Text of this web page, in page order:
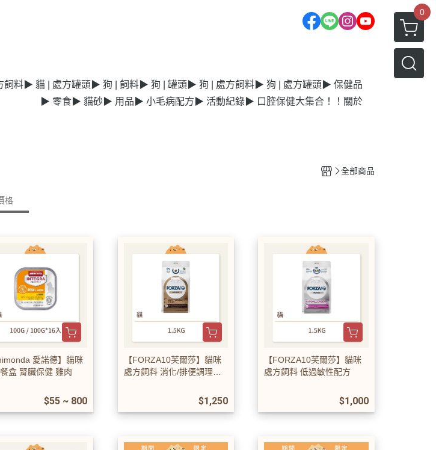
0
飼料 ▶ 貓 | 處方罐頭 ▶ 狗 | 飼料 ▶ 狗 | 罐頭 ▶ 狗 | 處方飼料 ▶ 狗 | 處方罐頭 ▶ 保健品
▶ 零食 ▶ 貓砂 ▶ 用品 ▶ 小毛病配方 ▶ 活動紀錄 ▶ 口腔保健大集合！！ 關於
全部商品
格
愛諾德】貓咪
盒 腎臟保健 雞肉
$55 ~ 800
【FORZA10芙爾莎】貓咪
處方飼料 消化/排便調理配
$1,250
【FORZA10芙爾莎】貓咪
處方飼料 低過敏性配方
$1,000